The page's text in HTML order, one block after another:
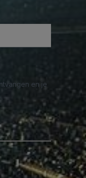
en je